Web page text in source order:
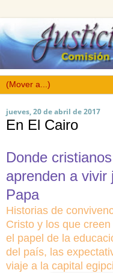
jueves, 20 de abril de 2017
En El Cairo
Donde
aprenden a vivir
Papa
Historias de
Cristo y los que
el papel de la
del país, las
viaje a la capital